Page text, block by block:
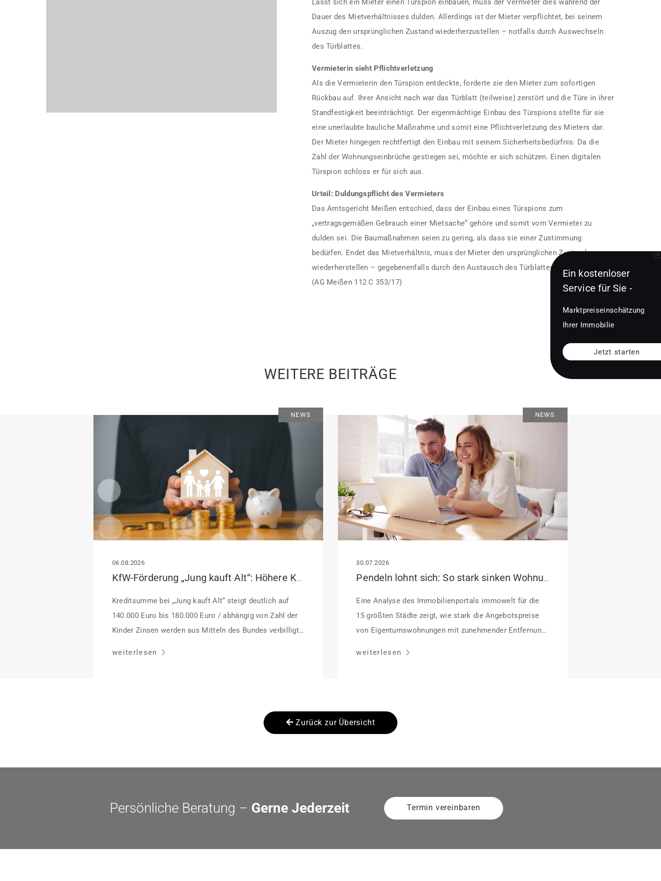
Lässt sich ein Mieter einen Türspion einbauen, muss der Vermieter dies während der
Dauer des Mietverhältnisses dulden. Allerdings ist der Mieter verpflichtet, bei seinem
Auszug den ursprünglichen Zustand wiederherzustellen – notfalls durch Auswechseln
des Türblattes.
Vermieterin sieht Pflichtverletzung
Als die Vermieterin den Türspion entdeckte, forderte sie den Mieter zum sofortigen
Rückbau auf. Ihrer Ansicht nach war das Türblatt (teilweise) zerstört und die Türe in ihrer
Standfestigkeit beeinträchtigt. Der eigenmächtige Einbau des Türspions stellte für sie
eine unerlaubte bauliche Maßnahme und somit eine Pflichtverletzung des Mieters dar.
Der Mieter hingegen rechtfertigt den Einbau mit seinem Sicherheitsbedürfnis: Da die
Zahl der Wohnungseinbrüche gestiegen sei, möchte er sich schützen. Einen digitalen
Türspion schloss er für sich aus.
Urteil: Duldungspflicht des Vermieters
Das Amtsgericht Meißen entschied, dass der Einbau eines Türspions zum
„vertragsgemäßen Gebrauch einer Mietsache“ gehöre und somit vom Vermieter zu
dulden sei. Die Baumaßnahmen seien zu gering, als dass sie einer Zustimmung
bedürfen. Endet das Mietverhältnis, muss der Mieter den ursprünglichen Zustand
wiederherstellen – gegebenenfalls durch den Austausch des Türblattes.
(AG Meißen 112 C 353/17)
WEITERE BEITRÄGE
NEWS
06.08.2026
KfW-Förderung „Jung kauft Alt“: Höhere Kredite ab August 2026
Kreditsumme bei „Jung kauft Alt“ steigt deutlich auf
140.000 Euro bis 180.000 Euro / abhängig von Zahl der
Kinder Zinsen werden aus Mitteln des Bundes verbilligt:
weiterlesen
NEWS
30.07.2026
Pendeln lohnt sich: So stark sinken Wohnungspreise im Umland
Eine Analyse des Immobilienportals immowelt für die
15 größten Städte zeigt, wie stark die Angebotspreise
von Eigentumswohnungen mit zunehmender Entfernung
weiterlesen
Zurück zur Übersicht
Persönliche Beratung – Gerne Jederzeit Termin vereinbaren
Ein kostenloser
Service für Sie -
Marktpreiseinschätzung
Ihrer Immobilie
Jetzt starten